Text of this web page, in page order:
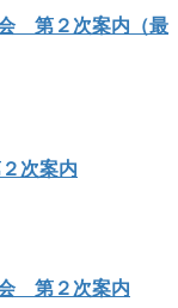
第２次案内（最
次案内
第２次案内